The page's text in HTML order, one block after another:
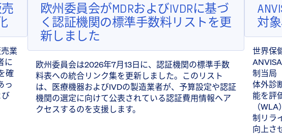
業
に
確
っ
欧州委員会がMDRおよびIVDRに基づ
く認証機関の標準手数料リストを更
新しました
欧州委員会は2026年7月13日に、認証機関の標準手数
料表への統合リンク集を更新しました。このリスト
は、医療機器およびIVDの製造業者が、予算設定や認証
機関の選定に向けて公表されている認証費用情報へア
クセスするのを支援します。
対
世界保
制当局
体外診
能を評
（
制リラ
向上さ